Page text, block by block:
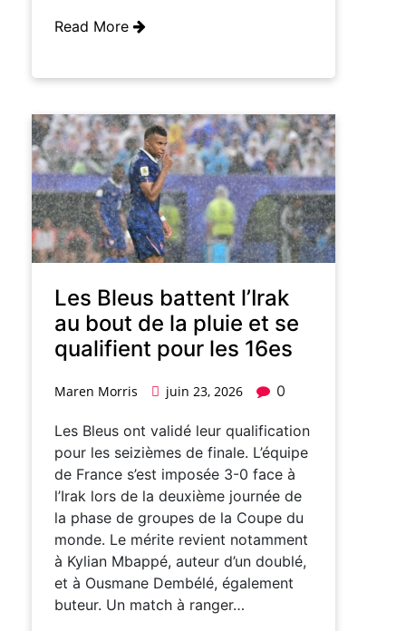
Read More
Les Bleus battent l’Irak
au bout de la pluie et se
qualifient pour les 16es
Maren Morris juin 23, 2026 0
Les Bleus ont validé leur qualification
pour les seizièmes de finale. L’équipe
de France s’est imposée 3-0 face à
l’Irak lors de la deuxième journée de
la phase de groupes de la Coupe du
monde. Le mérite revient notamment
à Kylian Mbappé, auteur d’un doublé,
et à Ousmane Dembélé, également
buteur. Un match à ranger…